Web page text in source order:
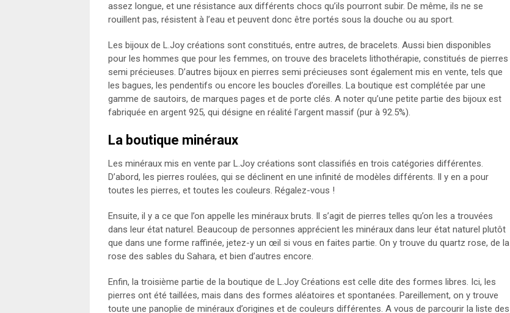
assez longue, et une résistance aux différents chocs qu’ils pourront subir. De même, ils ne se
rouillent pas, résistent à l’eau et peuvent donc être portés sous la douche ou au sport.
Les bijoux de L.Joy créations sont constitués, entre autres, de bracelets. Aussi bien disponibles
pour les hommes que pour les femmes, on trouve des bracelets lithothérapie, constitués de pierres
semi précieuses. D’autres bijoux en pierres semi précieuses sont également mis en vente, tels que
les bagues, les pendentifs ou encore les boucles d’oreilles. La boutique est complétée par une
gamme de sautoirs, de marques pages et de porte clés. A noter qu’une petite partie des bijoux est
fabriquée en argent 925, qui désigne en réalité l’argent massif (pur à 92.5%).
La boutique minéraux
Les minéraux mis en vente par L.Joy créations sont classifiés en trois catégories différentes.
D’abord, les pierres roulées, qui se déclinent en une infinité de modèles différents. Il y en a pour
toutes les pierres, et toutes les couleurs. Régalez-vous !
Ensuite, il y a ce que l’on appelle les minéraux bruts. Il s’agit de pierres telles qu’on les a trouvées
dans leur état naturel. Beaucoup de personnes apprécient les minéraux dans leur état naturel plutôt
que dans une forme raffinée, jetez-y un œil si vous en faites partie. On y trouve du quartz rose, de la
rose des sables du Sahara, et bien d’autres encore.
Enfin, la troisième partie de la boutique de L.Joy Créations est celle dite des formes libres. Ici, les
pierres ont été taillées, mais dans des formes aléatoires et spontanées. Pareillement, on y trouve
toute une panoplie de minéraux d’origines et de couleurs différentes. A vous de parcourir la liste des